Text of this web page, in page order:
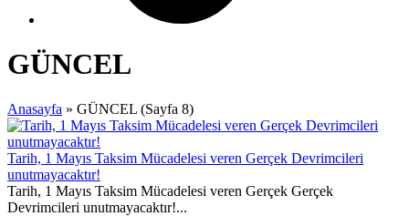
GÜNCEL
Anasayfa » GÜNCEL (Sayfa 8)
Tarih, 1 Mayıs Taksim Mücadelesi veren Gerçek Devrimcileri
unutmayacaktır!
Tarih, 1 Mayıs Taksim Mücadelesi veren Gerçek Gerçek
Devrimcileri unutmayacaktır!...